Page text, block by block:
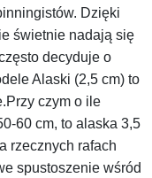
Dzięki
świetnie nadają się
decyduje o
Alaski (2,5 cm) to
czym o ile
60 cm, to alaska 3,5
rzecznych rafach
spustoszenie wśród